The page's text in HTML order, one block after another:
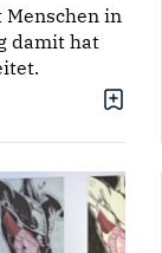
in
damit hat